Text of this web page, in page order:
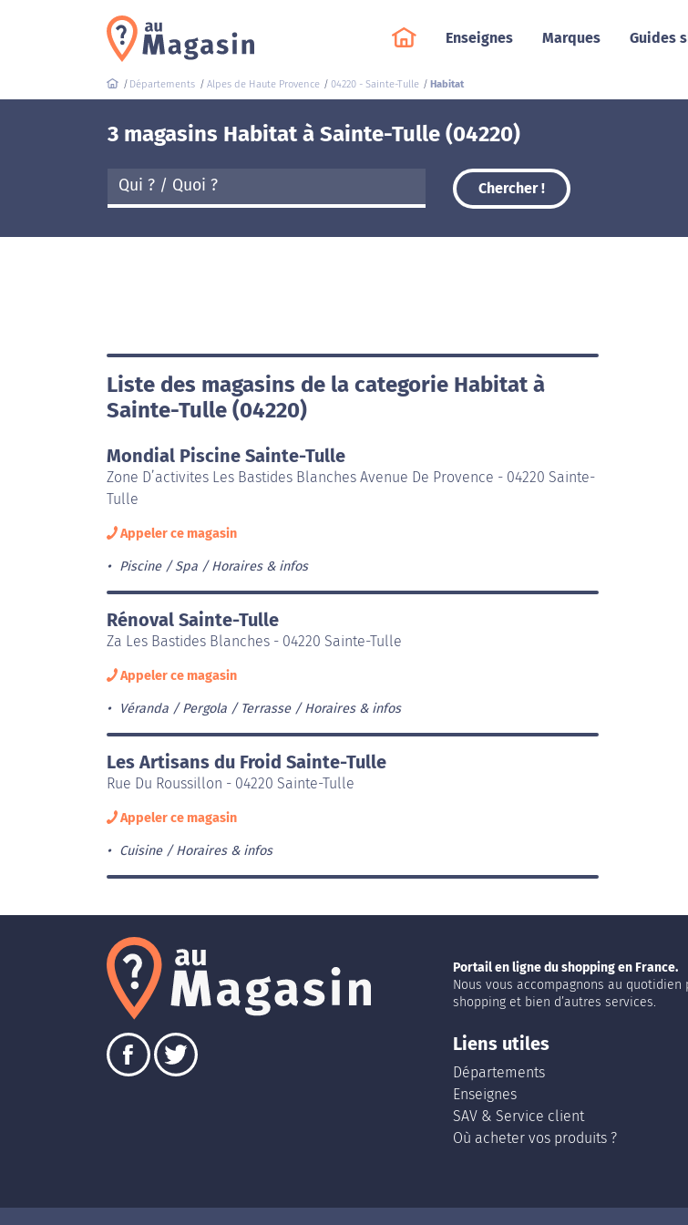
Enseignes Marques Guides
Départements Alpes de Haute Provence 04220 - Sainte-Tulle Habitat
3 magasins Habitat à Sainte-Tulle (04220)
Chercher !
Liste des magasins de la categorie Habitat à
Sainte-Tulle (04220)
Mondial Piscine Sainte-Tulle
Zone D’activites Les Bastides Blanches Avenue De Provence - 04220 Sainte-
Tulle
Appeler ce magasin
Piscine / Spa Horaires & infos
Rénoval Sainte-Tulle
Za Les Bastides Blanches - 04220 Sainte-Tulle
Appeler ce magasin
Véranda / Pergola / Terrasse Horaires & infos
Les Artisans du Froid Sainte-Tulle
Rue Du Roussillon - 04220 Sainte-Tulle
Appeler ce magasin
Cuisine Horaires & infos
Portail en ligne du shopping en France.
Nous vous accompagnons au
shopping et bien d’autres services.
Liens utiles
Départements
Enseignes
SAV & Service client
Où acheter vos produits ?